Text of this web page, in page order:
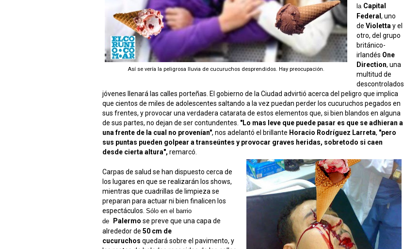
Así se vería la peligrosa lluvia de cucuruchos desprendidos. Hay preocupación.
la Capital
Federal , uno
de Violetta y el
otro, del grupo
británico-
irlandés One
Direction, una
multitud de
descontrolados
jóvenes llenará las calles porteñas. El gobierno de la Ciudad advirtió acerca del peligro que implica
que cientos de miles de adolescentes saltando a la vez puedan perder los cucuruchos pegados en
sus frentes, y provocar una verdadera catarata de estos elementos que, si bien blandos en alguna
de sus partes, no dejan de ser contundentes. "Lo mas leve que puede pasar es que se adhieran a
una frente de la cual no provenían", nos adelantó el brillante Horacio Rodríguez Larreta, "pero
sus puntas pueden golpear a transeúntes y provocar graves heridas, sobretodo si caen
desde cierta altura", remarcó.
Carpas de salud se han dispuesto cerca de
los lugares en que se realizarán los shows,
mientras que cuadrillas de limpieza se
preparan para actuar ni bien finalicen los
espectáculos. Sólo en el barrio
de
Palermo se preve que una capa de
alrededor de 50 cm de
cucuruchos quedará sobre el pavimento, y